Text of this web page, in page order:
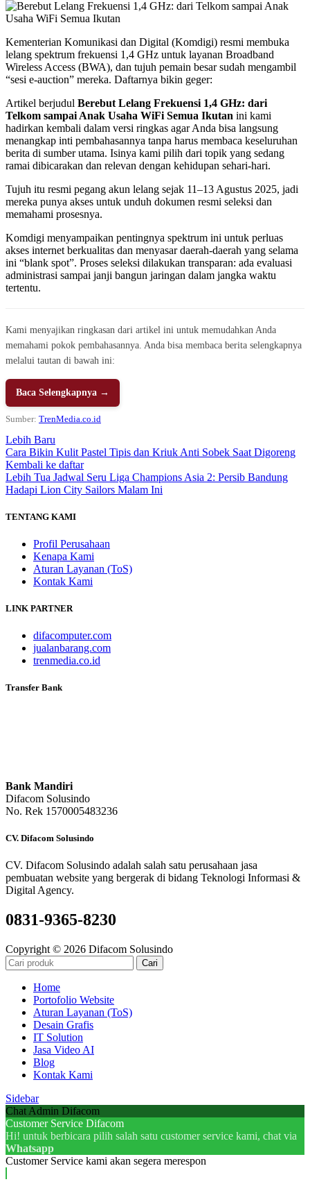
Kementerian Komunikasi dan Digital (Komdigi) resmi membuka
lelang spektrum frekuensi 1,4 GHz untuk layanan Broadband
Wireless Access (BWA), dan tujuh pemain besar sudah mengambil
“sesi e-auction” mereka. Daftarnya bikin geger:
Artikel berjudul Berebut Lelang Frekuensi 1,4 GHz: dari
Telkom sampai Anak Usaha WiFi Semua Ikutan ini kami
hadirkan kembali dalam versi ringkas agar Anda bisa langsung
menangkap inti pembahasannya tanpa harus membaca keseluruhan
berita di sumber utama. Isinya kami pilih dari topik yang sedang
ramai dibicarakan dan relevan dengan kehidupan sehari-hari.
Tujuh itu resmi pegang akun lelang sejak 11–13 Agustus 2025, jadi
mereka punya akses untuk unduh dokumen resmi seleksi dan
memahami prosesnya.
Komdigi menyampaikan pentingnya spektrum ini untuk perluas
akses internet berkualitas dan menyasar daerah-daerah yang selama
ini “blank spot”. Proses seleksi dilakukan transparan: ada evaluasi
administrasi sampai janji bangun jaringan dalam jangka waktu
tertentu.
Kami menyajikan ringkasan dari artikel ini untuk memudahkan Anda
memahami pokok pembahasannya. Anda bisa membaca berita selengkapnya
melalui tautan di bawah ini:
Baca Selengkapnya →
Sumber: TrenMedia.co.id
Lebih Baru
Cara Bikin Kulit Pastel Tipis dan Kriuk Anti Sobek Saat Digoreng
Kembali ke daftar
Lebih Tua Jadwal Seru Liga Champions Asia 2: Persib Bandung
Hadapi Lion City Sailors Malam Ini
TENTANG KAMI
Profil Perusahaan
Kenapa Kami
Aturan Layanan (ToS)
Kontak Kami
LINK PARTNER
difacomputer.com
jualanbarang.com
trenmedia.co.id
Transfer Bank
Bank Mandiri
Difacom Solusindo
No. Rek 1570005483236
CV. Difacom Solusindo
CV. Difacom Solusindo adalah salah satu perusahaan jasa
pembuatan website yang bergerak di bidang Teknologi Informasi &
Digital Agency.
0831-9365-8230
Copyright © 2026 Difacom Solusindo
Cari
Home
Portofolio Website
Aturan Layanan (ToS)
Desain Grafis
IT Solution
Jasa Video AI
Blog
Kontak Kami
Sidebar
Chat Admin Difacom
Customer Service Difacom
Hi! untuk berbicara pilih salah satu customer service kami, chat via
Whatsapp
Customer Service kami akan segera merespon